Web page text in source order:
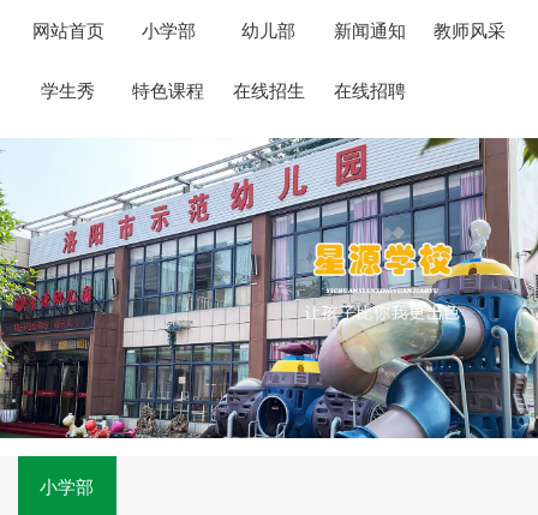
网站首页 小学部 幼儿部 新闻通知 教师风采
学生秀 特色课程 在线招生 在线招聘
小学部